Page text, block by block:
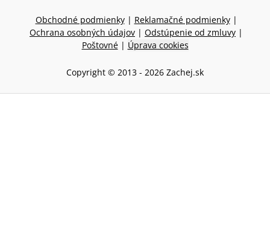
Obchodné podmienky | Reklamačné podmienky |
Ochrana osobných údajov | Odstúpenie od zmluvy |
Poštovné | Úprava cookies
Copyright © 2013 - 2026 Zachej.sk